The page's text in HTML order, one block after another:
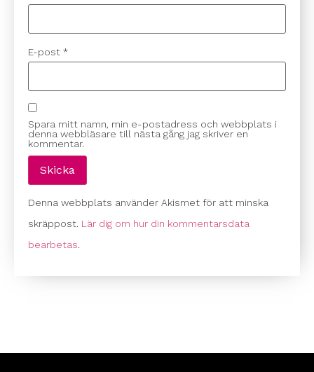
E-post *
Spara mitt namn, min e-postadress och webbplats i
denna webbläsare till nästa gång jag skriver en
kommentar.
Denna webbplats använder Akismet för att minska
skräppost. Lär dig om hur din kommentarsdata
bearbetas.